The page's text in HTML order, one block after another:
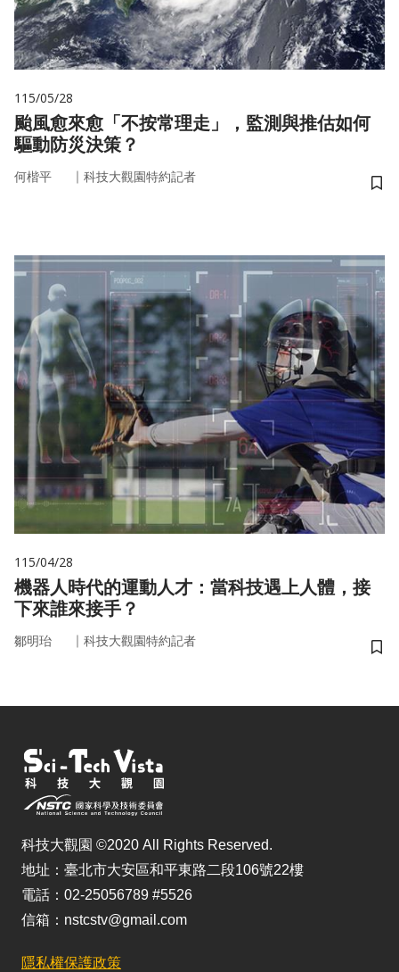
115/05/28
颱風愈來愈「不按常理走」，監測與推估如何
驅動防災決策？
何楷平 ｜ 科技大觀園特約記者
儲
115/04/28
機器人時代的運動人才：當科技遇上人體，接
下來誰來接手？
鄒明珆 ｜ 科技大觀園特約記者
儲
科技大觀園 ©2020 All Rights Reserved.
地址：臺北市大安區和平東路二段106號22樓
電話：02-25056789 #5526
信箱：nstcstv@gmail.com
隱私權保護政策